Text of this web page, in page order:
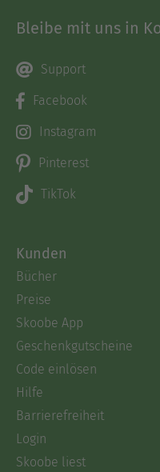
Bleibe mit uns in
Support
Facebook
Instagram
Pinterest
TikTok
Kunden
Bücher
Preise
Skoobe App
Geschenkgutscheine
Code einlösen
Hilfe
Barrierefreiheit
Login
Skoobe liest